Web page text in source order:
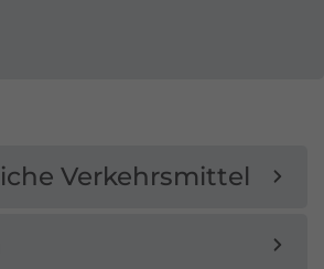
Verkehrsmittel